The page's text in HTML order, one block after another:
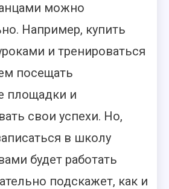
можно
Например, купить
и тренироваться
посещать
площадки и
свои успехи. Но,
в школу
будет работать
подскажет, как и